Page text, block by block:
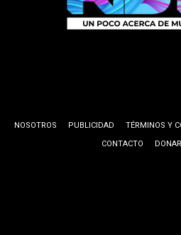
NOSOTROS PUBLICIDAD TÉRMINOS Y
CONTACTO
DONAR